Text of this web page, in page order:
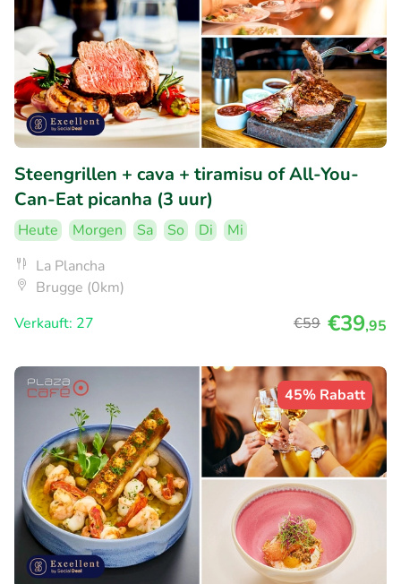
Steengrillen + cava + tiramisu of All-You-
Can-Eat picanha (3 uur)
Heute Morgen Sa So Di
Mi
La Plancha
Brugge (0km)
Verkauft: 27
€59 €39,95
45% Rabatt